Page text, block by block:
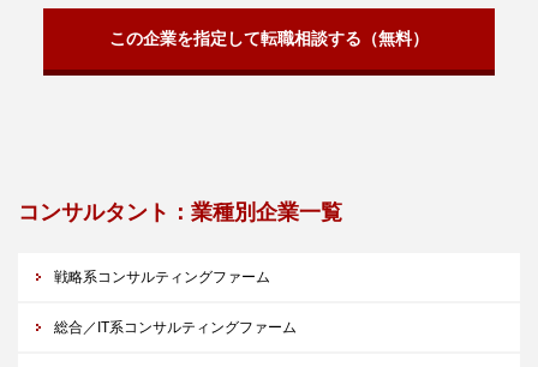
この企業を指定して転職相談する（無料）
コンサルタント：業種別企業一覧
戦略系コンサルティングファーム
総合／IT系コンサルティングファーム